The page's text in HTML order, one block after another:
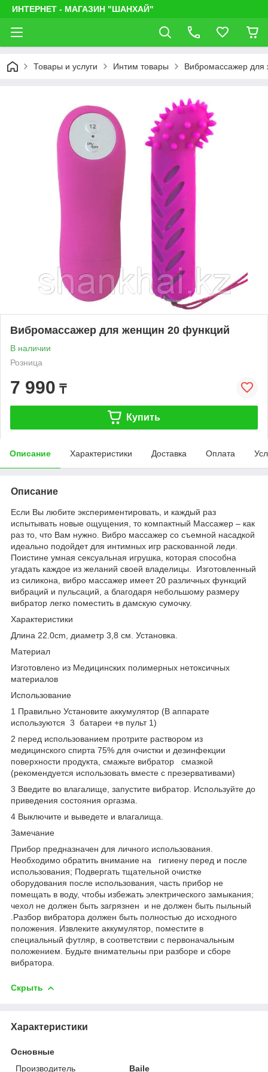
ИНТЕРНЕТ - МАГАЗИН "ШАНХАЙ"
Товары и услуги Интим товары Вибромассажер
Вибромассажер для женщин 20 функций
В наличии
Розница
7 990 ₸
Купить
Описание Характеристики Доставка Оплата
Описание
Если Вы любите экспериментировать, и каждый раз
испытывать новые ощущения, то компактный Массажер – как
раз то, что Вам нужно. Вибро массажер со съемной насадкой
идеально подойдет для интимных игр раскованной леди.
Поистине умная сексуальная игрушка, которая способна
угадать каждое из желаний своей владелицы. Изготовленный
из силикона, вибро массажер имеет 20 различных функций
вибраций и пульсаций, а благодаря небольшому размеру
вибратор легко поместить в дамскую сумочку.
Характеристики
Длина 22.0cm, диаметр 3,8 см. Установка.
Материал
Изготовлено из Медицинских полимерных нетоксичных
материалов
Использование
1 Правильно Установите аккумулятор (В аппарате
используются 3 батареи +в пульт 1)
2 перед использованием протрите раствором из
медицинского спирта 75% для очистки и дезинфекции
поверхности продукта, смажьте вибратор смазкой
(рекомендуется использовать вместе с презервативами)
3 Введите во влагалище, запустите вибратор. Используйте до
приведения состояния оргазма.
4 Выключите и выведете и влагалища.
Замечание
Прибор предназначен для личного использования.
Необходимо обратить внимание на гигиену перед и после
использования; Подвергать тщательной очистке
оборудования после использования, часть прибор не
помещать в воду, чтобы избежать электрического замыкания;
чехол не должен быть загрязнен и не должен быть пыльный
.Разбор вибратора должен быть полностью до исходного
положения. Извлеките аккумулятор, поместите в
специальный футляр, в соответствии с первоначальным
положением. Будьте внимательны при разборе и сборе
вибратора.
Скрыть
Характеристики
Основные
Производитель
Baile